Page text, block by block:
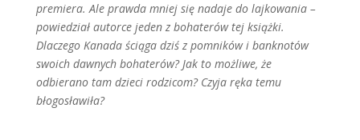
premiera. Ale prawda mniej się nadaje do lajkowania –
powiedział autorce jeden z bohaterów tej książki.
Dlaczego Kanada ściąga dziś z pomników i banknotów
swoich dawnych bohaterów? Jak to możliwe, że
odbierano tam dzieci rodzicom? Czyja ręka temu
błogosławiła?